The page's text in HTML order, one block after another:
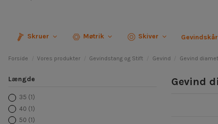
Skruer Møtrik Skiver
Forside Vores produkter Gevindstang og Stift Gevind Gevind
Gevind
Længde
35 (1)
40 (1)
50 (1)